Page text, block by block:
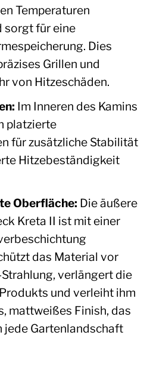
Temperaturen
sorgt für eine
Dies
Grillen und
von Hitzeschäden.
Im Inneren des Kamins
platzierte
für zusätzliche Stabilität
Hitzebeständigkeit
Oberfläche: Die äußere
Kreta II ist mit einer
das Material vor
verlängert die
und verleiht ihm
mattweißes Finish, das
jede Gartenlandschaft